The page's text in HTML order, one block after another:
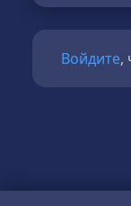
Войдите,